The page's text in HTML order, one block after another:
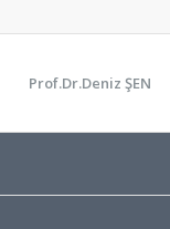
Prof.Dr.Deniz ŞEN